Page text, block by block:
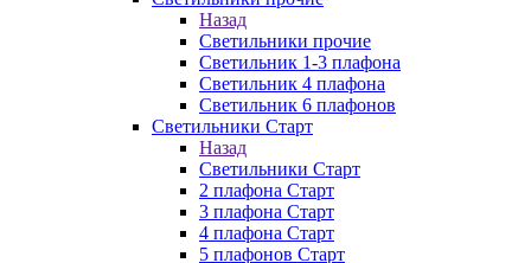
Назад
Светильники прочие
Светильник 1-3 плафона
Светильник 4 плафона
Светильник 6 плафонов
Светильники Старт
Назад
Светильники Старт
2 плафона Старт
3 плафона Старт
4 плафона Старт
5 плафонов Старт